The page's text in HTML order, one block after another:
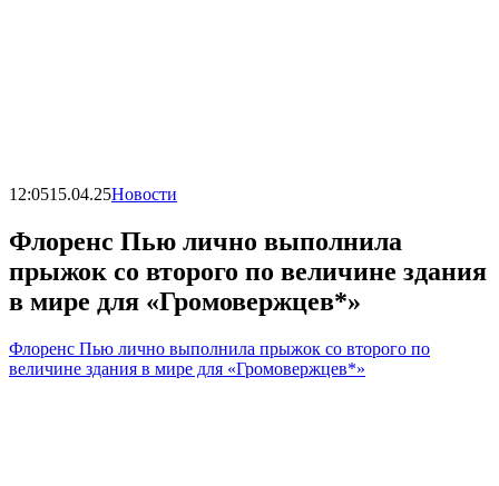
12:0515.04.25Новости
Флоренс Пью лично выполнила
прыжок со второго по величине здания
в мире для «Громовержцев*»
Флоренс Пью лично выполнила прыжок со второго по
величине здания в мире для «Громовержцев*»